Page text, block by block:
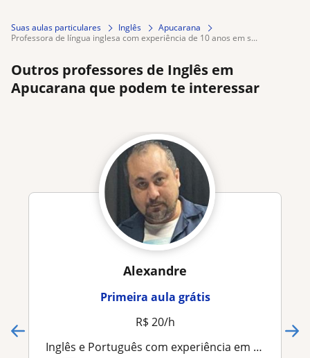
Suas aulas particulares Inglês
Apucarana
professora de língua inglesa com experiência de 10 anos em s...
Outros professores de Inglês em
Apucarana que podem te interessar
Alexandre
Primeira aula grátis
R$ 20/h
Inglês e Português com experiência em ensino de idiomas, ensino fundamental e médio